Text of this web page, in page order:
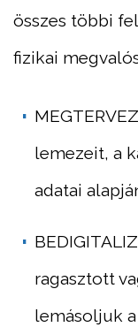
összes többi
fizikai
lemezeit, a
adatai
ragasztott
lemásoljuk